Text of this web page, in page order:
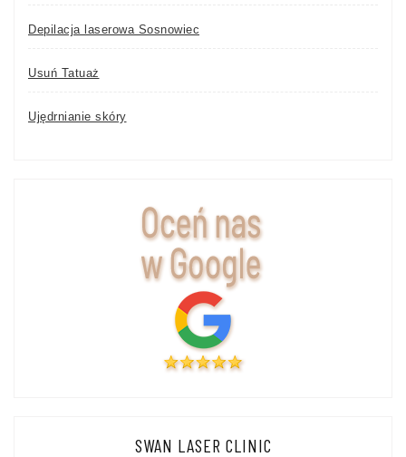
Depilacja laserowa Sosnowiec
Usuń Tatuaż
Ujędrnianie skóry
SWAN LASER CLINIC